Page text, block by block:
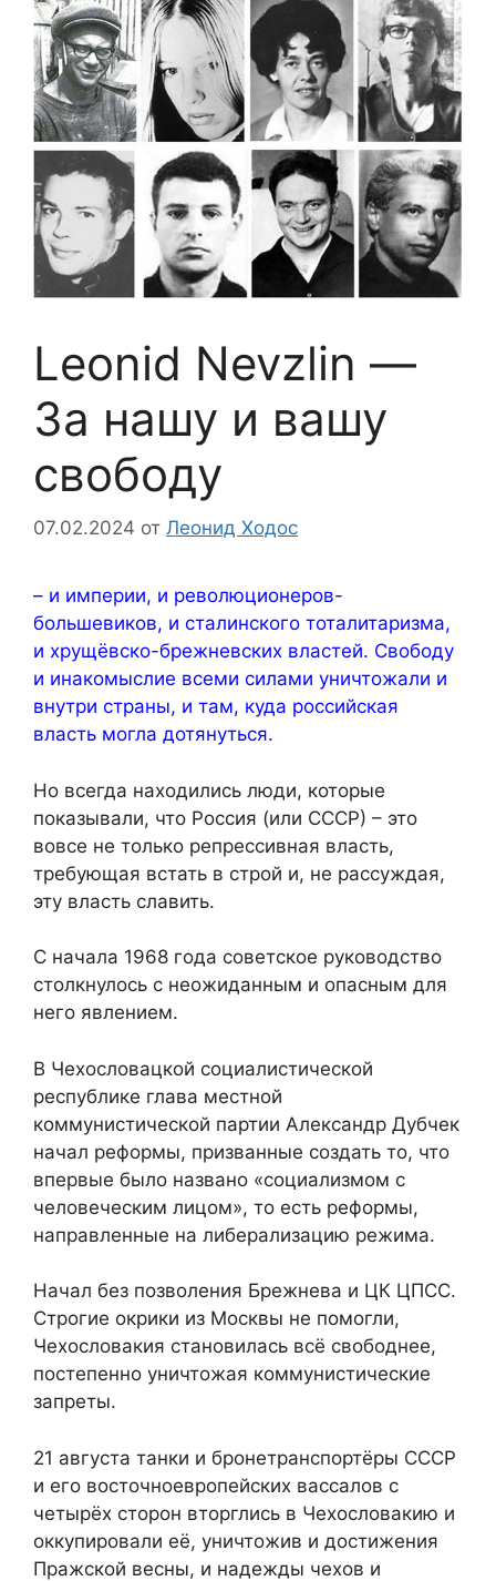
Leonid Nevzlin —
За нашу и вашу
свободу
07.02.2024 от Леонид Ходос
– и империи, и революционеров-
большевиков, и сталинского тоталитаризма,
и хрущёвско-брежневских властей. Свободу
и инакомыслие всеми силами уничтожали и
внутри страны, и там, куда российская
власть могла дотянуться.
Но всегда находились люди, которые
показывали, что Россия (или СССР) – это
вовсе не только репрессивная власть,
требующая встать в строй и, не рассуждая,
эту власть славить.
С начала 1968 года советское руководство
столкнулось с неожиданным и опасным для
него явлением.
В Чехословацкой социалистической
республике глава местной
коммунистической партии Александр Дубчек
начал реформы, призванные создать то, что
впервые было названо «социализмом с
человеческим лицом», то есть реформы,
направленные на либерализацию режима.
Начал без позволения Брежнева и ЦК ЦПСС.
Строгие окрики из Москвы не помогли,
Чехословакия становилась всё свободнее,
постепенно уничтожая коммунистические
запреты.
21 августа танки и бронетранспортёры СССР
и его восточноевропейских вассалов с
четырёх сторон вторглись в Чехословакию и
оккупировали её, уничтожив и достижения
Пражской весны, и надежды чехов и